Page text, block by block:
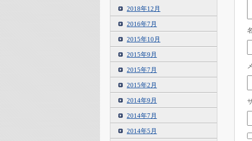
2018年12月
2016年7月
2015年10月
2015年9月
2015年7月
2015年2月
2014年9月
2014年7月
2014年5月